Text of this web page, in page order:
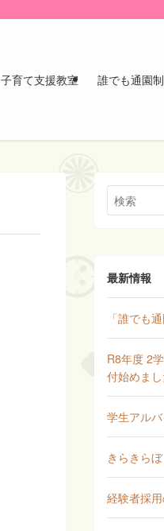
子育て支援教室 誰でも通園
最新情報
「誰でも
R8年度 2
付始めま
学生アル
きらきら
経験者採